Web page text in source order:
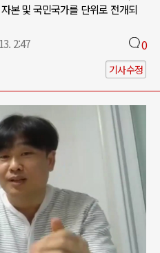
본 및 국민국가를 단위로 전개되
2:47 0
기사수정